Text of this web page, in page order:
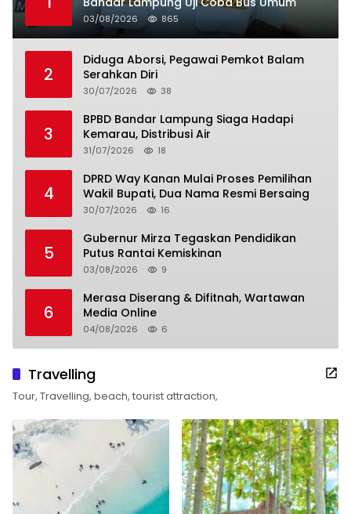
03/08/2026 865
2
Diduga Aborsi, Pegawai Pemkot Balam
Serahkan Diri
30/07/2026 38
3
BPBD Bandar Lampung Siaga Hadapi
Kemarau, Distribusi Air
31/07/2026 18
4
DPRD Way Kanan Mulai Proses Pemilihan
Wakil Bupati, Dua Nama Resmi Bersaing
30/07/2026 16
5
Gubernur Mirza Tegaskan Pendidikan
Putus Rantai Kemiskinan
03/08/2026 9
6
Merasa Diserang & Difitnah, Wartawan
Media Online
04/08/2026 6
Travelling
Tour, Travelling, beach, tourist attraction,